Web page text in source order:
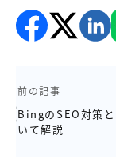
前の記事
BingのSEO対策
いて解説